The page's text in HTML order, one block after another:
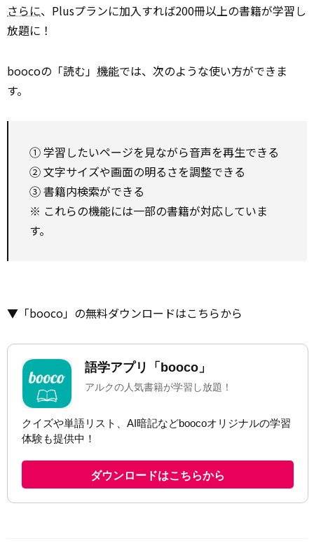
さらに、Plusプランに加入すれば200冊以上の書籍が学習し
放題に！
boocoの「読む」 機能では、次のような使い方ができま
す。
① 学習したいページを見ながら音声を再生できる
② 文字サイズや画面の明るさを調整できる
③ 書籍内検索ができる
※ これらの機能には一部の書籍が対応していま
す。
▼「booco」の無料ダウンロードはこちらから